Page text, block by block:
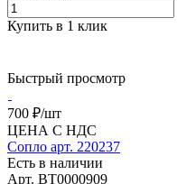
Купить в 1 клик
Быстрый просмотр
700 ₽/шт
ЦЕНА С НДС
Сопло арт. 220237
Есть в наличии
Арт. BT0000909